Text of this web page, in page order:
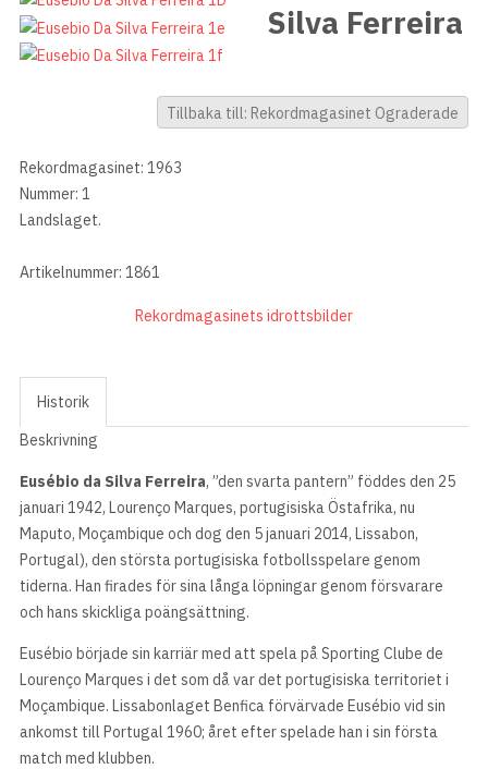
Tillbaka till: Rekordmagasinet Ograderade
Silva Ferreira
Rekordmagasinet: 1963
Nummer: 1
Landslaget.
Artikelnummer: 1861
Rekordmagasinets idrottsbilder
Historik
Beskrivning
Eusébio da Silva Ferreira, ”den svarta pantern” föddes den 25
januari 1942, Lourenço Marques, portugisiska Östafrika, nu
Maputo, Moçambique och dog den 5 januari 2014, Lissabon,
Portugal), den största portugisiska fotbollsspelare genom
tiderna. Han firades för sina långa löpningar genom försvarare
och hans skickliga poängsättning.
Eusébio började sin karriär med att spela på Sporting Clube de
Lourenço Marques i det som då var det portugisiska territoriet i
Moçambique. Lissabonlaget Benfica förvärvade Eusébio vid sin
ankomst till Portugal 1960; året efter spelade han i sin första
match med klubben.